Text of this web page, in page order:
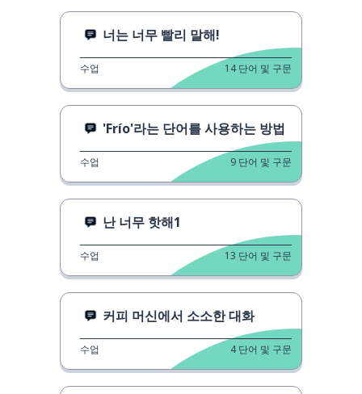
너는 너무 빨리 말해!
수업 14 단어 및 구문
'Frío'라는 단어를 사용하는 방법
수업 9 단어 및 구문
난 너무 핫해1
수업 13 단어 및 구문
커피 머신에서 소소한 대화
수업 4 단어 및 구문